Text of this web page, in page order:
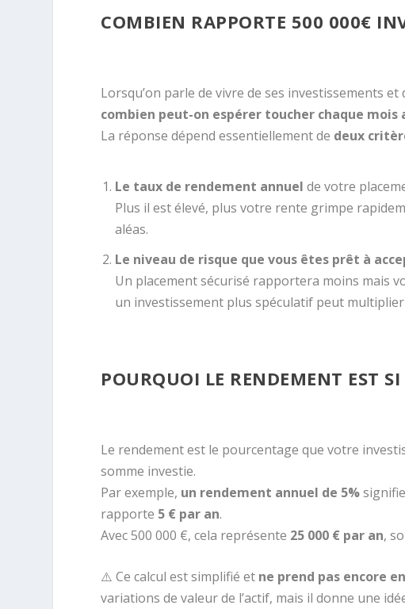
COMBIEN RAPPORTE 500 000€
Lorsqu’on parle de vivre de ses investissements
combien peut-on espérer toucher chaque mois
La réponse dépend essentiellement de deux
Le taux de rendement annuel de votre
Plus il est élevé, plus votre rente grimpe
aléas.
Le niveau de risque que vous êtes prêt à
Un placement sécurisé rapportera moins mais
un investissement plus spéculatif peut
POURQUOI LE RENDEMENT EST SI
Le rendement est le pourcentage que votre
somme investie.
Par exemple, un rendement annuel de 5%
rapporte 5 € par an.
Avec 500 000 €, cela représente 25 000 € par an,
⚠️ Ce calcul est simplifié et ne prend pas encore
variations de valeur de l’actif, mais il donne une